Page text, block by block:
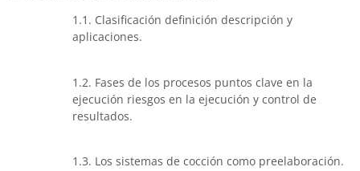
1.1. Clasificación definición descripción y
aplicaciones.
1.2. Fases de los procesos puntos clave en la
ejecución riesgos en la ejecución y control de
resultados.
1.3. Los sistemas de cocción como preelaboración.